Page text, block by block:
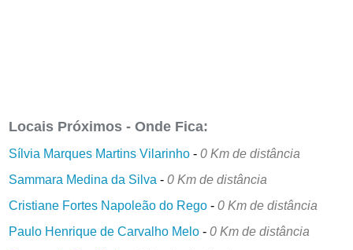
Locais Próximos - Onde Fica:
Sílvia Marques Martins Vilarinho -0 Km de distância
Sammara Medina da Silva -0 Km de distância
Cristiane Fortes Napoleão do Rego -0 Km de distância
Paulo Henrique de Carvalho Melo -0 Km de distância